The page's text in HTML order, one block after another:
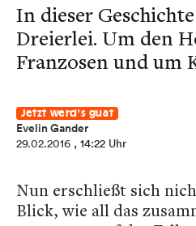
In dieser
Dreierlei. Um den
Franzosen und um
Jetzt werd's guat
Evelin Gander
29.02.2016 , 14:22 Uhr
Nun erschließt sich
Blick, wie all das